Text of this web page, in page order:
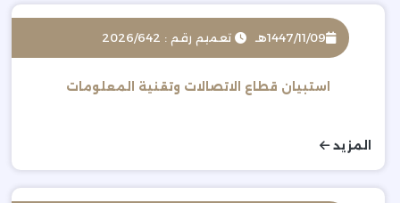
1447/11/09هـ تعميم رقم : 2026/642
استبيان قطاع الاتصالات وتقنية المعلومات
المزيد